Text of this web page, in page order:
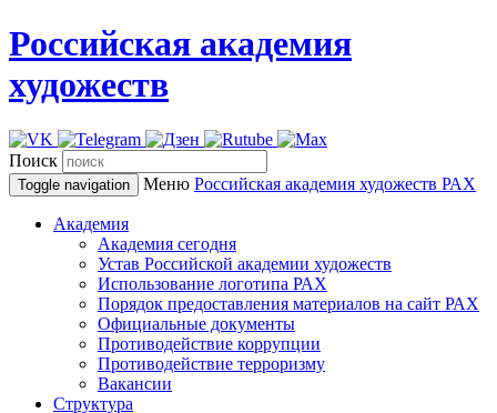
Российская академия
художеств
Поиск
Toggle navigation Меню Российская академия художеств РАХ
Академия
Академия сегодня
Устав Российской академии художеств
Использование логотипа РАХ
Порядок предоставления материалов на сайт РАХ
Официальные документы
Противодействие коррупции
Противодействие терроризму
Вакансии
Структура